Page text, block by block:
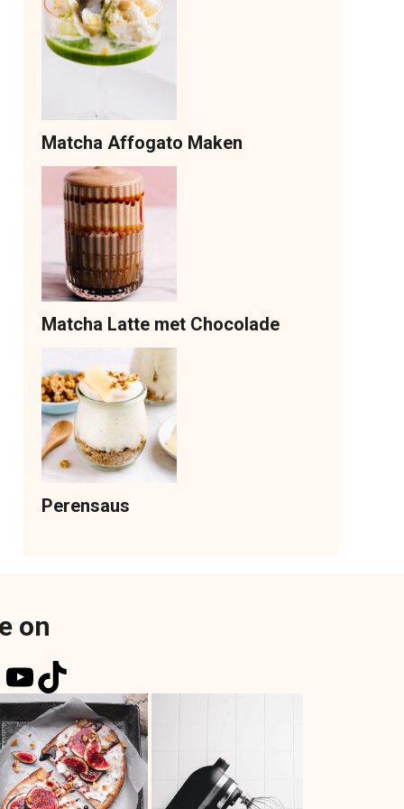
Matcha Affogato Maken
Matcha Latte met Chocolade
Perensaus
on
YouTube
TikTok